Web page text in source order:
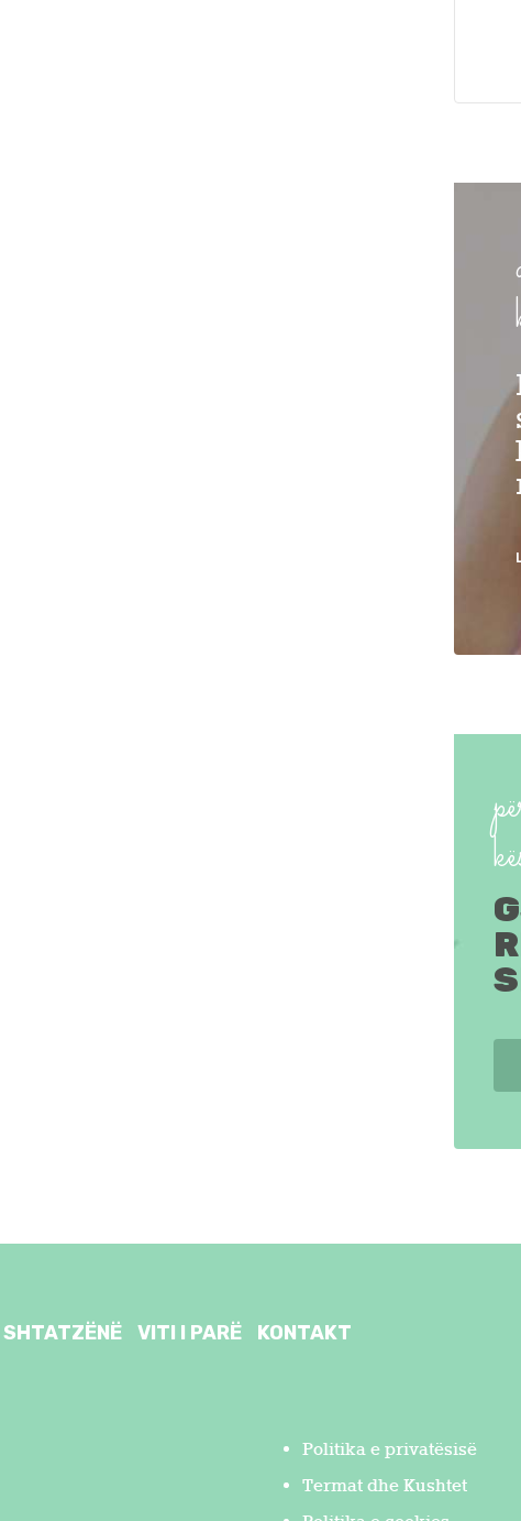
SHTATZËNË VITI I PARË KONTAKT
Politika e privatësisë
Termat dhe Kushtet